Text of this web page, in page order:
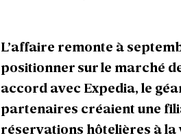
L’affaire remonte à
positionner sur le marché
accord avec Expedia, le
partenaires créaient une
réservations hôtelières à la